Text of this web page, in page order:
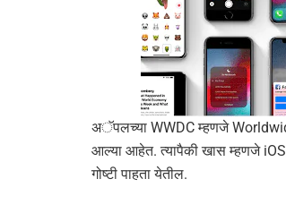
अॅपलच्या WWDC म्हणजे Worldwide
आल्या आहेत. त्यापैकी खास म्हणजे
गोष्टी पाहता येतील.